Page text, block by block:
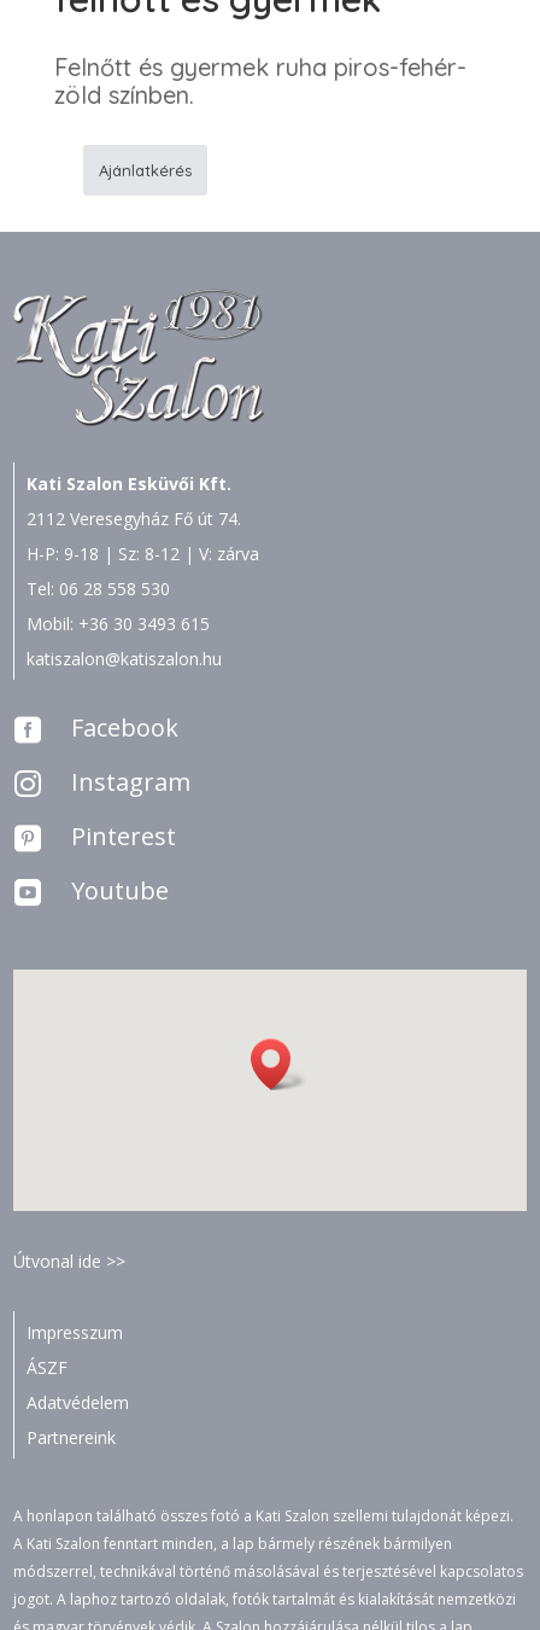
Felnőtt és gyermek ruha piros-fehér-
zöld színben.
ruha
és
gyermek
mennyiség
Ajánlatkérés
Kati Szalon Esküvői Kft.
2112 Veresegyház Fő út 74.
H-P: 9-18 | Sz: 8-12 | V: zárva
Tel: 06 28 558 530
Mobil: +36 30 3493 615
katiszalon@katiszalon.hu
 Facebook
 Instagram
 Pinterest
 Youtube
Útvonal ide >>
Impresszum
ÁSZF
Adatvédelem
Partnereink
A honlapon található összes fotó a Kati Szalon szellemi tulajdonát képezi.
A Kati Szalon fenntart minden, a lap bármely részének bármilyen
módszerrel, technikával történő másolásával és terjesztésével kapcsolatos
jogot. A laphoz tartozó oldalak, fotók tartalmát és kialakítását nemzetközi